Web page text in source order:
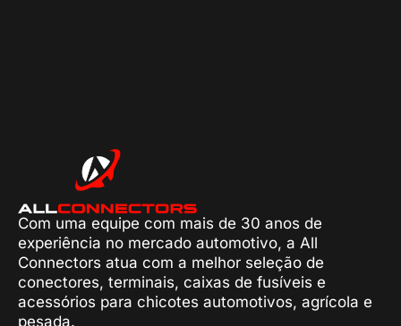
Com uma equipe com mais de 30 anos de
experiência no mercado automotivo, a All
Connectors atua com a melhor seleção de
conectores, terminais, caixas de fusíveis e
acessórios para chicotes automotivos, agrícola e
pesada.